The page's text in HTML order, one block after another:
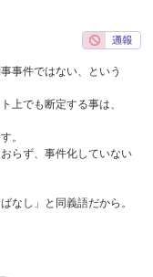
事件ではない、という
上でも断定する事は、
。
らず、事件化していない
なし」と同義語だから。